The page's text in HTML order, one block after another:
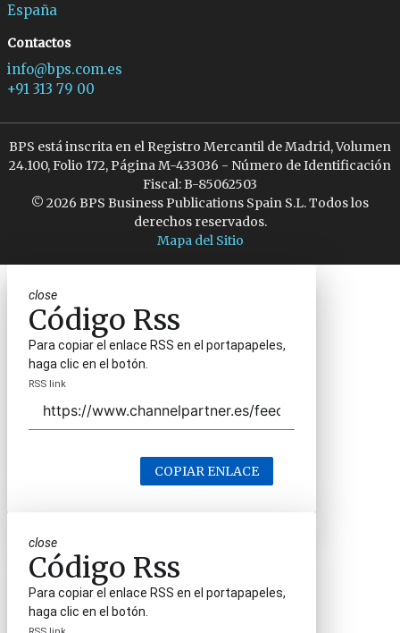
España
Contactos
info@bps.com.es
+91 313 79 00
BPS está inscrita en el Registro Mercantil de Madrid, Volumen
24.100, Folio 172, Página M-433036 - Número de Identificación
Fiscal: B-85062503
© 2026 BPS Business Publications Spain S.L. Todos los
derechos reservados.
Mapa del Sitio
close
Código Rss
Para copiar el enlace RSS en el portapapeles,
haga clic en el botón.
RSS link
COPIAR ENLACE
close
Código Rss
Para copiar el enlace RSS en el portapapeles,
haga clic en el botón.